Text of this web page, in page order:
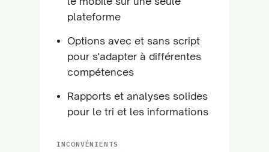
plateforme
Options avec et sans script
pour s'adapter à différentes
compétences
Rapports et analyses solides
pour le tri et les informations
INCONVÉNIENTS